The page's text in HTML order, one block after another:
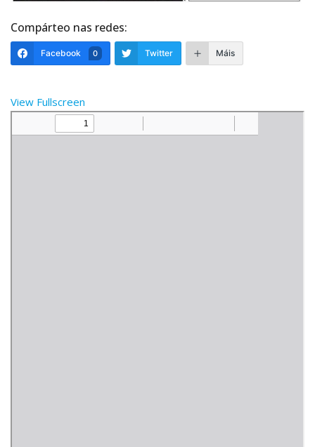
Compárteo nas redes:
Facebook 0 Twitter Máis
View Fullscreen